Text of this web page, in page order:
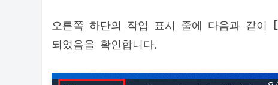
오른쪽 하단의 작업 표시 줄에 다음과 같이 [
되었음을 확인합니다.